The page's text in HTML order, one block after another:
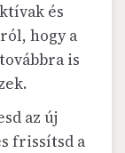
és
hogy a
is
az új
frissítsd a